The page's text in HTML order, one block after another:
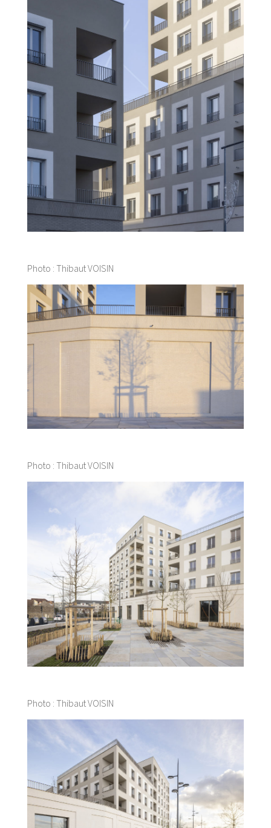
Photo : Thibaut VOISIN
Photo : Thibaut VOISIN
Photo : Thibaut VOISIN